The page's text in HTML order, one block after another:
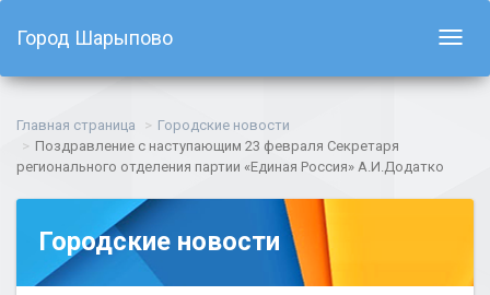
Город Шарыпово
Главная страница
Городские новости
Поздравление с наступающим 23 февраля Секретаря
регионального отделения партии «Единая Россия» А.И.Додатко
Городские новости